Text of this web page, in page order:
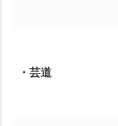
・芸道